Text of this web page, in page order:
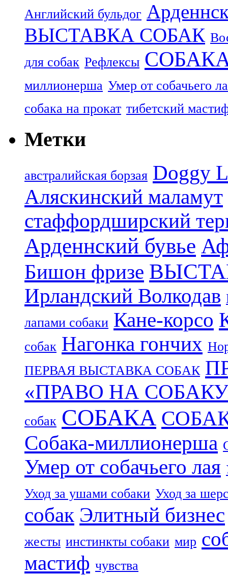
Английский бульдог
ВЫСТАВКА СОБАК
для собак Рефлексы
миллионерша Умер от собачьего
собака на прокат тибетский
Метки
aвстралийская борзая Doggy
Аляскинский маламут
стаффордширский
Арденнский бувье
Бишон фризе
Ирландский Волкодав
лапами собаки Кане-корсо
собак Нагонка гончих
ПЕРВАЯ ВЫСТАВКА СОБАК
«ПРАВО НА
собак СОБАКА
Собака-миллионерша
Умер от собачьего лая
Уход за ушами собаки Уход за
собак Элитный бизнес
жесты инстинкты собаки мир
мастиф чувства